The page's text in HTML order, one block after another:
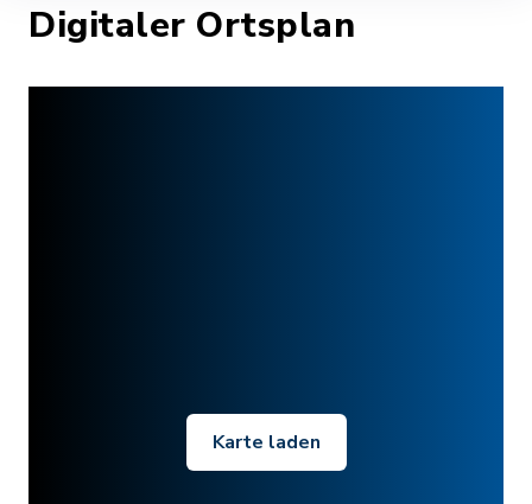
Digitaler Ortsplan
Karte laden